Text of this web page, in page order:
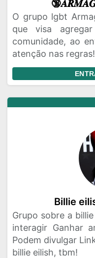
O grupo lgbt
que visa
comunidade, ao
atenção nas regras!
Billie
Grupo sobre a
interagir Ganhar
Podem divulgar
billie eilish, tbm!